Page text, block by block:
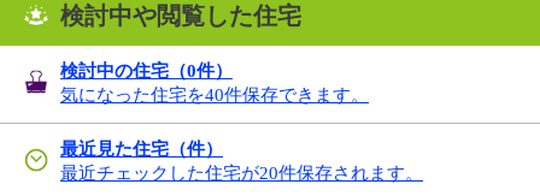
検討中や閲覧した住宅
検討中の住宅（0件）
気になった住宅を40件保存できます。
最近見た住宅（件）
最近チェックした住宅が20件保存されます。